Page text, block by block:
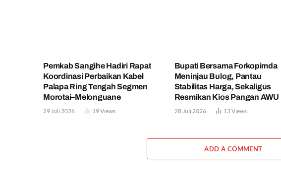
Pemkab Sangihe Hadiri Rapat
Koordinasi Perbaikan Kabel
Palapa Ring Tengah Segmen
Morotai–Melonguane
29 Juli 2026 19Views
Bupati Bersama Forkopimda
Meninjau Bulog, Pantau
Stabilitas Harga, Sekaligus
Resmikan Kios Pangan AWU
28 Juli 2026 13Views
ADD A COMMENT